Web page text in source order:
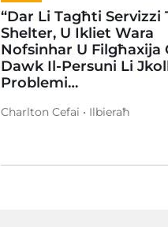
“Dar Li Tagħti Servizzi
Shelter, U Ikliet Wara
Nofsinhar U Filgħaxija
Dawk Il-Persuni Li
Problemi…
Charlton Cefai • Ilbieraħ